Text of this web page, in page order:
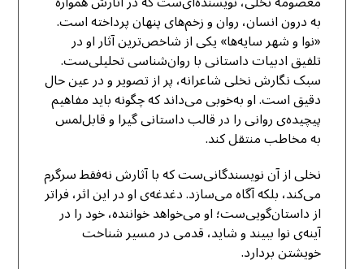
به درون انسان، روان و زخم‌های پنهان پرداخته است.
«نوا و شهر سایه‌ها» یکی از شاخص‌ترین آثار او در
تلفیق ادبیات داستانی با روان‌شناسی تحلیلی‌ست.
سبک نگارش نخلی شاعرانه، پر از تصویر و در عین حال
دقیق است. او به‌خوبی می‌داند که چگونه باید مفاهیم
پیچیده‌ی روانی را در قالب داستانی گیرا و قابل‌لمس
به مخاطب منتقل کند.
نخلی از آن نویسندگانی‌ست که با آثارش نه‌فقط سرگرم
می‌کند، بلکه آگاه می‌سازد. دغدغه‌ی او در این اثر، فراتر
از داستان‌گویی‌ست؛ او می‌خواهد خواننده، خود را در
آینه‌ی نوا ببیند و شاید، قدمی در مسیر شناخت
خویشتن بردارد.